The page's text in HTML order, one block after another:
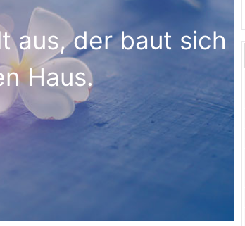
aus, der baut sich
Haus.